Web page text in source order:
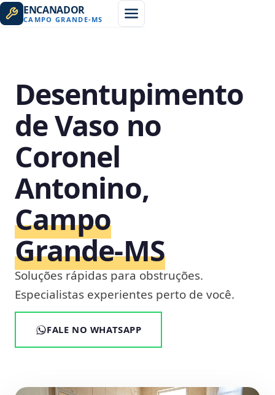
ENCANADOR
CAMPO GRANDE-MS
Desentupimento
de Vaso no
Coronel
Antonino,
Campo
Grande‑MS
Soluções rápidas para obstruções.
Especialistas experientes perto de você.
FALE NO WHATSAPP